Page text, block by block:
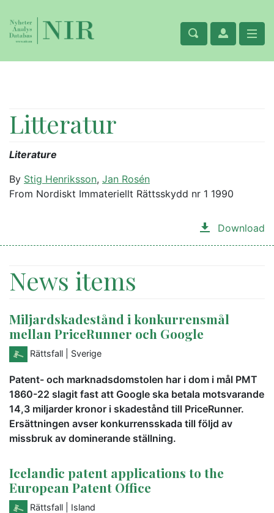
Litteratur
Literature
By Stig Henriksson, Jan Rosén
From Nordiskt Immateriellt Rättsskydd nr 1 1990
Download
News items
Miljardskadestånd i konkurrensmål
mellan PriceRunner och Google
Rättsfall | Sverige
Patent- och marknadsdomstolen har i dom i mål PMT
1860-22 slagit fast att Google ska betala motsvarande
14,3 miljarder kronor i skadestånd till PriceRunner.
Ersättningen avser konkurrensskada till följd av
missbruk av dominerande ställning.
Icelandic patent applications to the
European Patent Office
Rättsfall | Island